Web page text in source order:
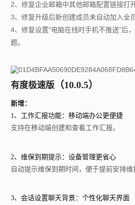
2、修复企业邮箱中其他邮箱配置链接打
3、修复升级后新创建成员未自动加入全
4、修复设置"电脑在线时手机不推送"后
题。
有度极速版 （10.0.5）
新增：
1、工作汇报功能：移动端办公更便捷
支持在移动端创建和查看工作汇报。
2、维保到期提示：设备管理更省心
自动提示维保到期时间，便于提前安排维
3、会话设置聊天背景：个性化聊天界面